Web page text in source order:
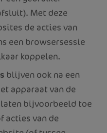
Met deze
de acties van
een browsersessie
koppelen.
blijven ook na een
apparaat van de
bijvoorbeeld toe
acties van de